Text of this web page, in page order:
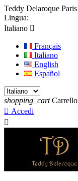
Teddy Delaroque Paris
Lingua:
Italiano 
Français
Italiano
English
Español
shopping_cart Carrello
 Accedi
